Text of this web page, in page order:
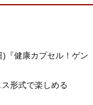
)『健康カプセル！ゲン
形式で楽しめる